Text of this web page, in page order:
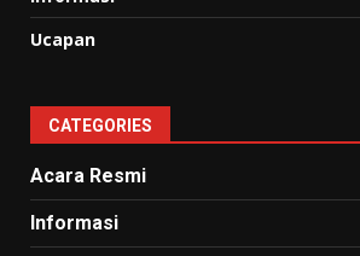
Ucapan
CATEGORIES
Acara Resmi
Informasi